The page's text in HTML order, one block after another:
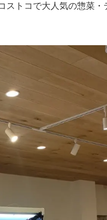
トコで大人気の惣菜・